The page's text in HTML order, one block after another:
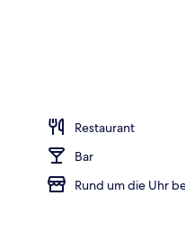
Restaurant
Bar
Rund um die Uhr